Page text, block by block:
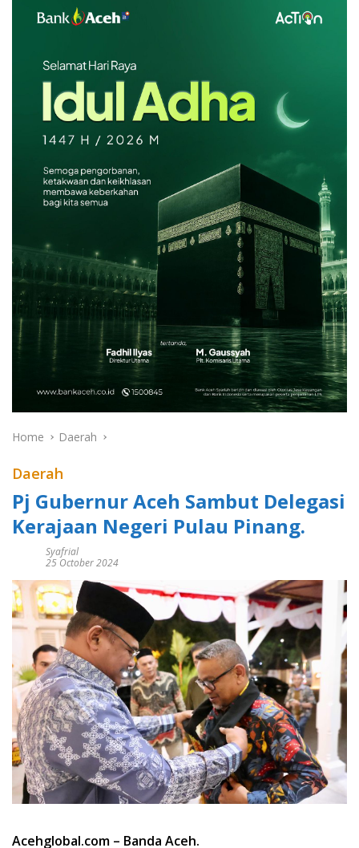
Home Daerah
Daerah
Pj Gubernur Aceh Sambut Delegasi
Kerajaan Negeri Pulau Pinang.
Syafrial
25 October 2024
Acehglobal.com – Banda Aceh.